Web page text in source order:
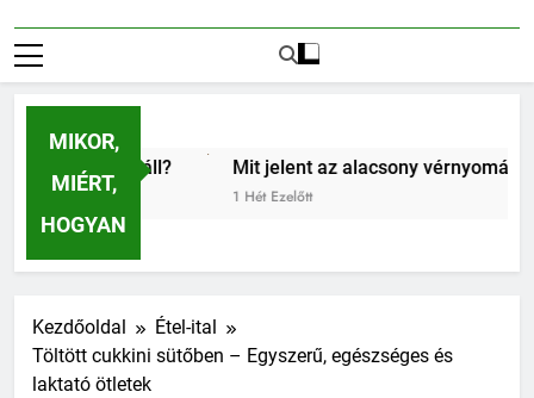
MIKOR,
MIÉRT,
HOGYAN
Mit jelent az alacsony vérnyomás?
1 Hét Ezelőtt
Miért zsibbad
Kezdőoldal
Étel-ital
Töltött cukkini sütőben – Egyszerű, egészséges és
laktató ötletek